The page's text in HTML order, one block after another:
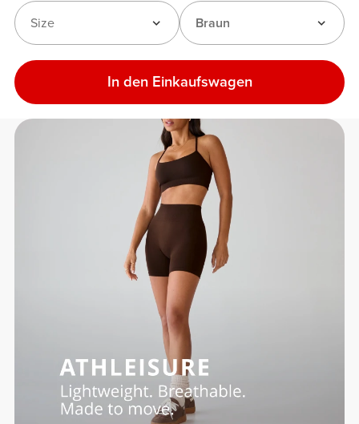
Braun
Size
In den Einkaufswagen